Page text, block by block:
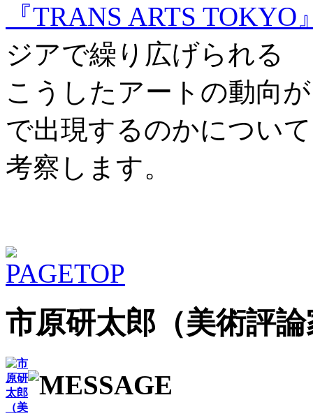
『TRANS ARTS TOKYO
ジアで繰り広げられる
こうしたアートの動向
で出現するのかについて
考察します。
市原研太郎（美術評